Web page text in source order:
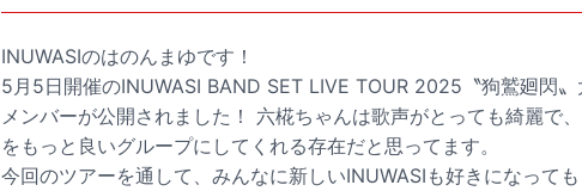
INUWASIのはのんまゆです！
5月5日開催のINUWASI BAND SET LIVE TOUR 2025〝狗鷲廻閃
メンバーが公開されました！ 六椛ちゃんは歌声がとっても綺麗で
をもっと良いグループにしてくれる存在だと思ってます。
今回のツアーを通して、みんなに新しいINUWASIも好きになって